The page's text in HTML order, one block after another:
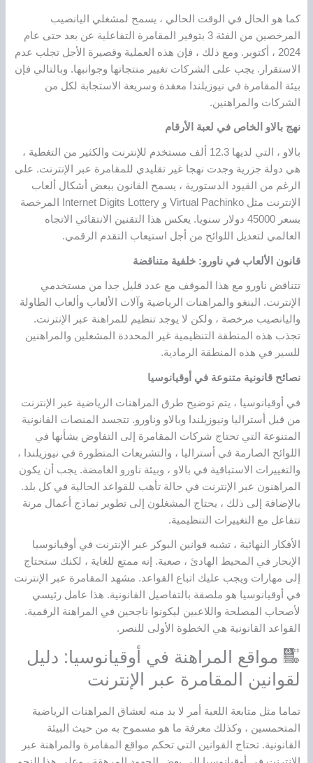
كما هو الحال في الوقت الحالي ، يسمح لمشغلي اليانصيب
المرخصين من الفئة 3 بتوفير المقامرة التفاعلية عن بعد حتى عام
2024 ، أكتوبر. ومع ذلك ، فإن هذه العملية وقصيرة الأجل تجلب عدم
الاستقرار. يجب على الشركات تغيير منتجاتها وجوانبها. وبالتالي فإن
بيئة المقامرة في نيوزيلندا معقدة وسريعة الاستجابة لكل من
الشركات والمراهنين.
نهج بالاو الخاص في لعبة الأرقام
بالاو ، التي لديها 12.3 ألف مستخدم للإنترنت والكثير من التغطية ،
هي دولة جزرية وجدت نهجا غير تقليدي للمقامرة عبر الإنترنت. على
الرغم من القيود الدستورية ، يسمح القانون ببعض أشكال ألعاب
الإنترنت مثل Virtual Pachinko و Internet Digits Lottery المرخصة
بسعر 45000 دولار سنويا. يعكس هذا التقنين الانتقائي الاتجاه
العالمي لتعديل اللوائح من أجل استيعاب التقدم الرقمي.
قانون الألعاب في ناورو: خلفية متناقضة
تتناقض ناورو مع هذا الموقف مع عدد قليل جدا من مستخدمي
الإنترنت. البنغو والمراهنات الرياضية وآلات الألعاب وألعاب الطاولة
واليانصيب مرخصة ، ولكن لا يوجد تنظيم للمراهنة عبر الإنترنت.
تجذب هذه المنطقة التنظيمية غير المحددة المشغلين والمراهنين
للسير في هذه المنطقة الرمادية.
نصائح قانونية متنوعة في أوقيانوسيا
في أوقيانوسيا ، يتم توضيح طرق المراهنات الرياضية عبر الإنترنت
من قبل أستراليا ونيوزيلندا وبالاو وناورو. تتجسد المنصات القانونية
المتنوعة التي تحتاج شركات المقامرة إلى التفاوض بشأنها في
اللوائح الصارمة في أستراليا ، والتشريعات المتطورة في نيوزيلندا ،
والتغييرات الاستباقية في بالاو ، وبيئة ناورو الغامضة. يجب أن يكون
المراهنون عبر الإنترنت في حالة تأهب للقواعد الحالية في كل بلد.
بالإضافة إلى ذلك ، يحتاج المشغلون إلى تطوير نماذج أعمال مرنة
تتفاعل مع التغييرات التنظيمية.
الأفكار النهائية ، تشبه قوانين البوكر عبر الإنترنت في أوقيانوسيا
الإبحار في المحيط الهادئ ، صعبة. إنه ممتع للغاية ، لكنك ستحتاج
إلى مهارات ويجب عليك اتباع القواعد. مشهد المقامرة عبر الإنترنت
في أوقيانوسيا هو ملصقة بالتفاصيل القانونية. هذا عامل رئيسي
لأصحاب المصلحة واللاعبين ليكونوا ناجحين في المراهنة الرقمية.
القواعد القانونية هي الخطوة الأولى للنصر.
مواقع المراهنة في أوقيانوسيا: دليل
لقوانين المقامرة عبر الإنترنت
تماما مثل متابعة اللعبة أمر لا بد منه لعشاق المراهنات الرياضية
المتحمسين ، وكذلك معرفة ما هو مسموح به من حيث البيئة
القانونية. تحتاج القوانين التي تحكم مواقع المقامرة والمراهنة عبر